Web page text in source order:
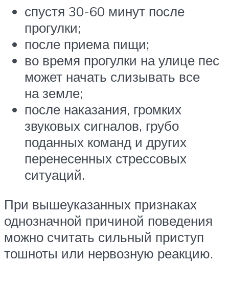
спустя 30-60 минут после
прогулки;
после приема пищи;
во время прогулки на улице пес
может начать слизывать все
на земле;
после наказания, громких
звуковых сигналов, грубо
поданных команд и других
перенесенных стрессовых
ситуаций.
При вышеуказанных признаках
однозначной причиной поведения
можно считать сильный приступ
тошноты или нервозную реакцию.